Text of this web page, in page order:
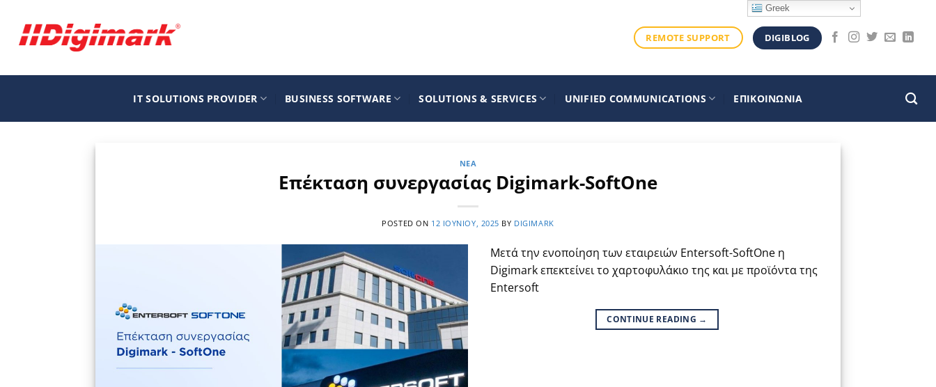
περιεχόμενο
REMOTE SUPPORT DIGIBLOG
IT SOLUTIONS PROVIDER BUSINESS SOFTWARE SOLUTIONS & SERVICES UNIFIED COMMUNICATIONS ΕΠΙΚΟΙΝΩΝΙΑ
ΝΈΑ
Επέκταση συνεργασίας Digimark-SoftOne
POSTED ON 12 ΙΟΥΝΊΟΥ, 2025 BY DIGIMARK
Μετά την ενοποίηση των εταιρειών Entersoft-SoftOne η
Digimark επεκτείνει το χαρτοφυλάκιο της και με προϊόντα της
Entersoft
CONTINUE READING →
Greek